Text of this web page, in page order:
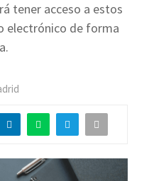
tener acceso a estos
electrónico de forma